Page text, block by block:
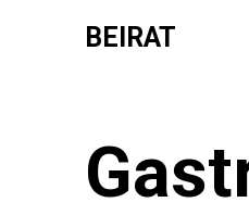
BEIRAT